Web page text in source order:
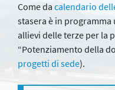
Come da calendario
stasera è in
allievi delle terze per la
“Potenziamento della
progetti di sede).